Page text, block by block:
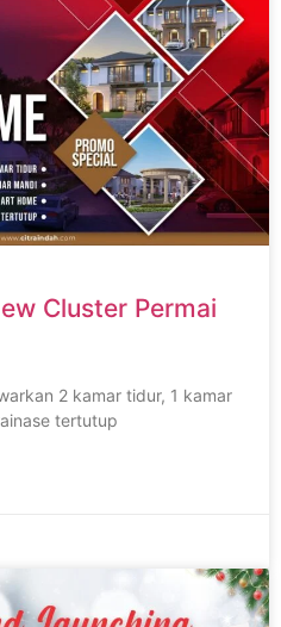
Cluster Permai
2 kamar tidur, 1 kamar
tertutup